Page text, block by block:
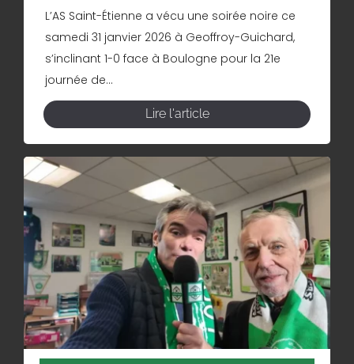
L’AS Saint-Étienne a vécu une soirée noire ce
samedi 31 janvier 2026 à Geoffroy-Guichard,
s’inclinant 1-0 face à Boulogne pour la 21e
journée de...
Lire l'article